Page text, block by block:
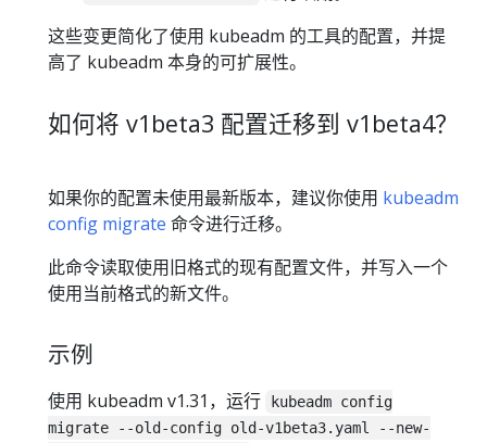
这些变更简化了使用 kubeadm 的工具的配置，并提
高了 kubeadm 本身的可扩展性。
如何将 v1beta3 配置迁移到 v1beta4？
如果你的配置未使用最新版本，建议你使用 kubeadm
config migrate 命令进行迁移。
此命令读取使用旧格式的现有配置文件，并写入一个
使用当前格式的新文件。
示例
使用 kubeadm v1.31，运行
kubeadm config
migrate --old-config old-v1beta3.yaml --new-